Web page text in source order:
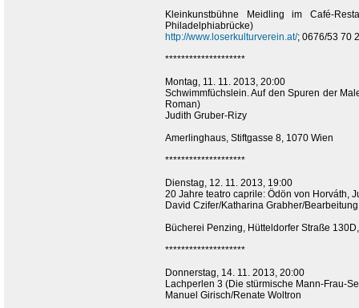
Kleinkunstbühne Meidling im Café-
Philadelphiabrücke)
http://www.loserkulturverein.at/; 0676/53 70
********************
Montag, 11. 11. 2013, 20:00
Schwimmfüchslein. Auf den Spuren der
Roman)
Judith Gruber-Rizy
Amerlinghaus, Stiftgasse 8, 1070 Wien
********************
Dienstag, 12. 11. 2013, 19:00
20 Jahre teatro caprile: Ödön von Horváth,
David Czifer/Katharina Grabher/
Bücherei Penzing, Hütteldorfer Straße
********************
Donnerstag, 14. 11. 2013, 20:00
Lachperlen 3 (Die stürmische Mann-Frau-
Manuel Girisch/Renate Woltron